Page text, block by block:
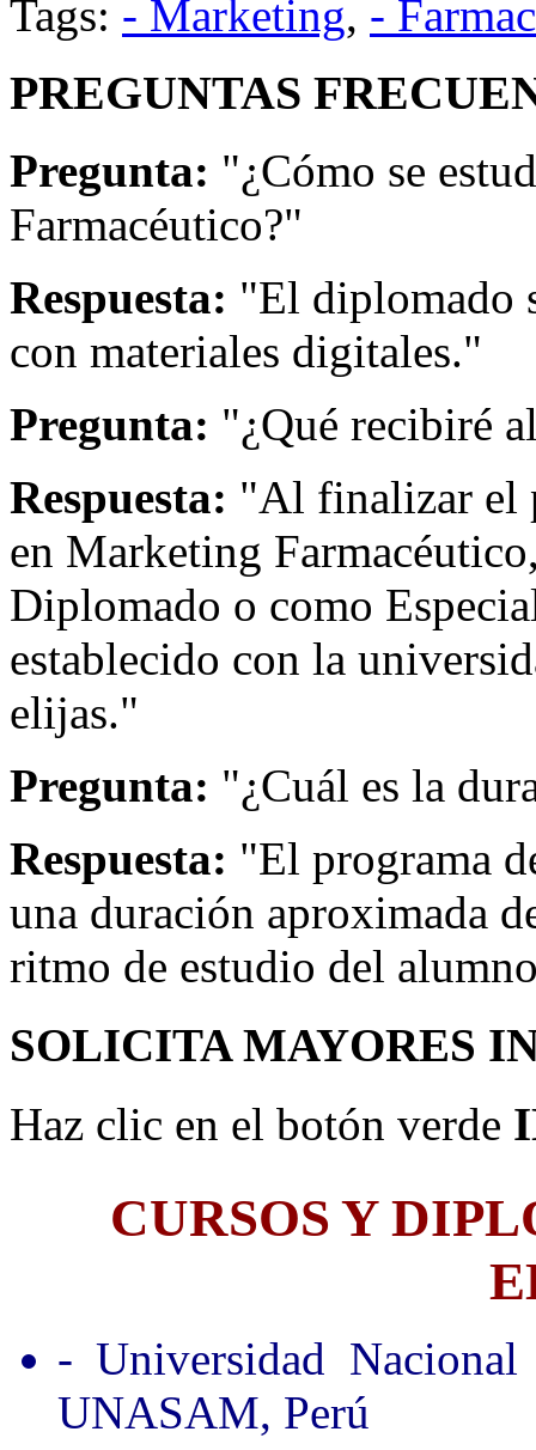
Tags: - Marketing, -
PREGUNTAS
Pregunta: "¿Cómo se
Farmacéutico?"
Respuesta: "El diplomado
con materiales digitales."
Pregunta: "¿Qué recibiré
Respuesta: "Al finalizar el
en Marketing
Diplomado o como
establecido con la
elijas."
Pregunta: "¿Cuál es la
Respuesta: "El programa
una duración aproximada
ritmo de estudio del
SOLICITA MAYORES
Haz clic en el botón verde
CURSOS Y
- Universidad
UNASAM, Perú